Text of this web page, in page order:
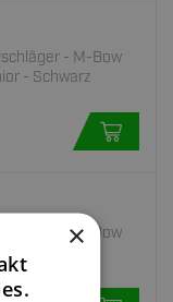
- M-Bow
- Schwarz
- M-Bow
- Pearl
×